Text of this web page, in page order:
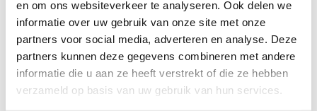
en om ons websiteverkeer te analyseren. Ook delen we
informatie over uw gebruik van onze site met onze
partners voor social media, adverteren en analyse. Deze
partners kunnen deze gegevens combineren met andere
informatie die u aan ze heeft verstrekt of die ze hebben
verzameld op basis van uw gebruik van hun services.
Application error: a client-side exception has occurred while
loadingwww.abd.nl(see the browser consolefor more
information).